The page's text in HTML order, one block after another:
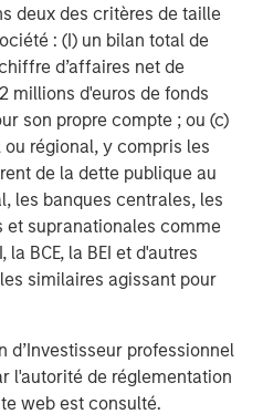
deux des critères de taille
: (I) un bilan total de
d’affaires net de
millions d'euros de fonds
son propre compte ; ou (c)
régional, y compris les
de la dette publique au
les banques centrales, les
supranationales comme
BCE, la BEI et d'autres
similaires agissant pour
d’Investisseur professionnel
l'autorité de réglementation
web est consulté.